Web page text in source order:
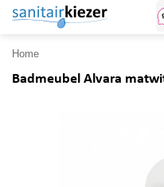
Ga
inhoud
Home
Badmeubel Alvara